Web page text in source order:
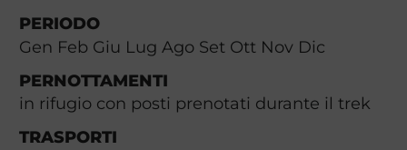
PERIODO
Gen Feb Giu Lug Ago Set Ott Nov Dic
PERNOTTAMENTI
in rifugio con posti prenotati durante il trek
TRASPORTI